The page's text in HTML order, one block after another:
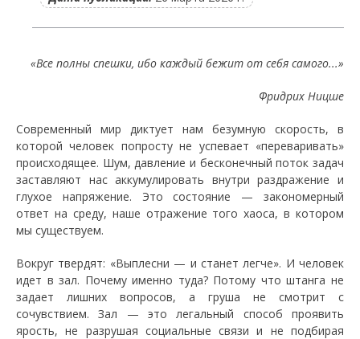
​«Все полны спешки, ибо каждый бежит от себя самого...»
Фридрих Ницше
​Современный мир диктует нам безумную скорость, в
которой человек попросту не успевает «переваривать»
происходящее. Шум, давление и бесконечный поток задач
заставляют нас аккумулировать внутри раздражение и
глухое напряжение. Это состояние — закономерный
ответ на среду, наше отражение того хаоса, в котором
мы существуем.
​Вокруг твердят: «Выплесни — и станет легче». И человек
идет в зал. Почему именно туда? Потому что штанга не
задает лишних вопросов, а груша не смотрит с
сочувствием. Зал — это легальный способ проявить
ярость, не разрушая социальные связи и не подбирая